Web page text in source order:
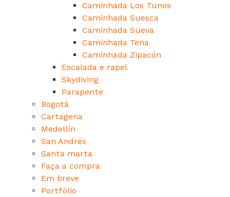
Caminhada Los Tunos
Caminhada Suesca
Caminhada Sueva
Caminhada Tena
Caminhada Zipacón
Escalada e rapel
Skydiving
Parapente
Bogotá
Cartagena
Medellín
San Andrés
Santa marta
Faça a compra
Em breve
Portfólio